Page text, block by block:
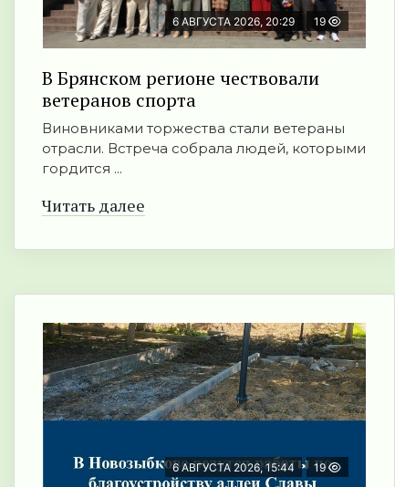
6 АВГУСТА 2026, 20:29 19
В Брянском регионе чествовали
ветеранов спорта
Виновниками торжества стали ветераны
отрасли. Встреча собрала людей, которыми
гордится ...
Читать далее
6 АВГУСТА 2026, 15:44 19